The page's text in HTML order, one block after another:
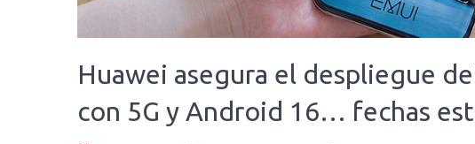
Huawei asegura el despliegue
con 5G y Android 16… fechas